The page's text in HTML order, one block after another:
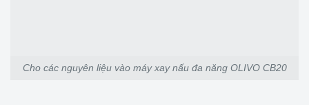
Cho các nguyên liệu vào máy xay nấu đa năng OLIVO CB20